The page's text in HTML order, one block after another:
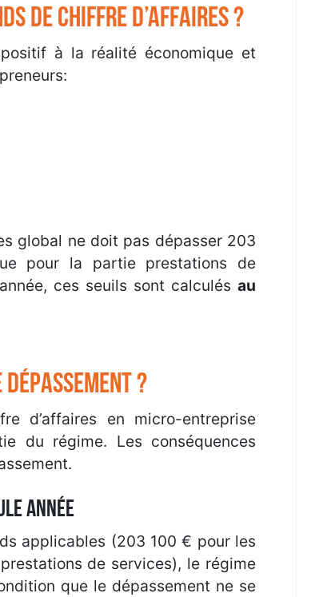
de chiffre d’affaires ?
à la réalité économique et
global ne doit pas dépasser 203
pour la partie prestations de
ces seuils sont calculés au
?
d’affaires en micro-entreprise
du régime. Les conséquences
année
applicables (203 100 € pour les
de services), le régime
que le dépassement ne se